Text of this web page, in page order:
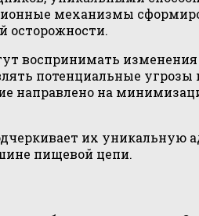
механизмы
осторожности.
воспринимать
потенциальные угрозы
направлено на
их уникальную
пищевой цепи.